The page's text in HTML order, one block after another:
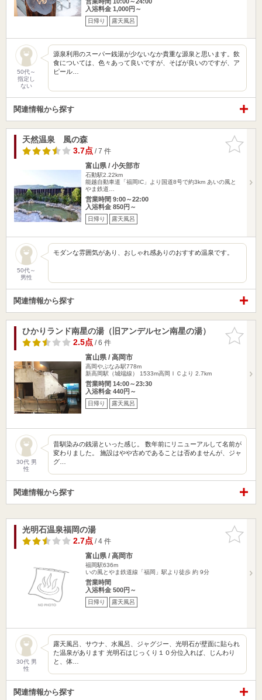
入浴料金 1,000円～
日帰り 露天風呂
50代～
指定し
ない
源泉利用のスーパー銭湯が少ないなか貴重な源泉と思います。飲
食については、色々あって良いですが、そばが良いのですが、ア
ピール…
関連情報から探す
お気に入
りに追加
天然温泉 風の森
3.7点/ 7 件
富山県 / 小矢部市
石動駅2.22km
能越自動車道「福岡IC」より国道8号で約3km あいの風と
やま鉄道…
営業時間 9:00～22:00
入浴料金 850円～
日帰り 露天風呂
50代～
男性
モダンな雰囲気があり、おしゃれ感ありのおすすめ温泉です。
関連情報から探す
お気に入
りに追加
ひかりランド南星の湯（旧アンデルセン南星の湯）
2.5点/ 6 件
富山県 / 高岡市
高岡やぶなみ駅778m
新高岡駅（城端線） 1533m高岡ＩＣより 2.7km
営業時間 14:00～23:30
入浴料金 440円～
日帰り 露天風呂
30代 男
性
昔馴染みの銭湯といった感じ。 数年前にリニューアルして名前が
変わりました。 施設はやや古めであることは否めませんが、ジャ
グ…
関連情報から探す
お気に入
りに追加
光明石温泉福岡の湯
2.7点/ 4 件
富山県 / 高岡市
福岡駅636m
いの風とやま鉄道線「福岡」駅より徒歩 約 9分
営業時間
入浴料金 500円～
日帰り 露天風呂
30代 男
性
露天風呂、サウナ、水風呂、ジャグジー、光明石が壁面に貼られ
た温泉があります 光明石はじっくり１０分位入れば、じんわり
と、体…
関連情報から探す